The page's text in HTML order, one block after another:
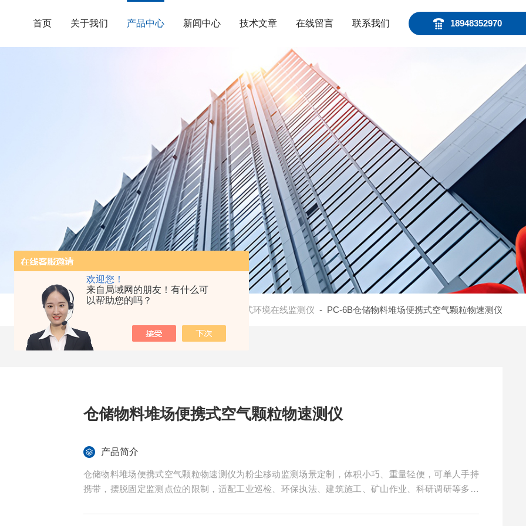
欢迎您！
来自局域网的朋友！有什么可
以帮助您的吗？
18948352970
首页 关于我们 产品中心 新闻中心 技术文章 在线留言 联系我们
便携式环境在线监测仪 - PC-6B仓储物料堆场便携式空气颗粒物速测仪
仓储物料堆场便携式空气颗粒物速测仪
产品简介
仓储物料堆场便携式空气颗粒物速测仪为粉尘移动监测场景定制，体积小巧、重量轻便，可单人手持
携带，摆脱固定监测点位的限制，适配工业巡检、环保执法、建筑施工、矿山作业、科研调研等多元